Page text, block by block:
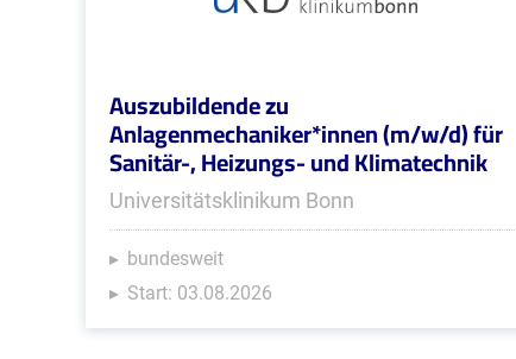
Auszubildende zu
Anlagenmechaniker*innen (m/w/d) für
Sanitär-, Heizungs- und Klimatechnik
Universitätsklinikum Bonn
bundesweit
Start: 03.08.2026